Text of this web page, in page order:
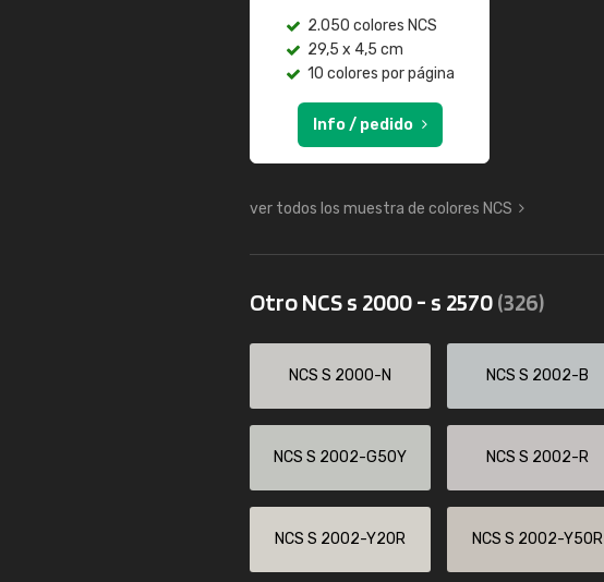
2.050 colores NCS
29,5 x 4,5 cm
10 colores por página
Info / pedido
ver todos los muestra de colores NCS
Otro NCS s 2000 - s 2570(326)
NCS S 2000-N NCS S 2002-B
NCS S 2002-G50Y NCS S 2002-R
NCS S 2002-Y20R NCS S 2002-Y50R